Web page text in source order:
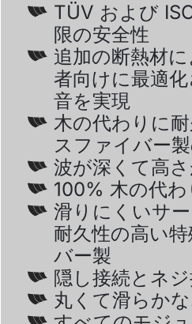
TÜV および
限の安全性
追加の断熱材
者向けに最適
音を実現
木の代わりに
スファイバー
波が深くて高
100% 木の代
滑りにくいサ
耐久性の高い
バー製
隠し接続とネ
丸くて滑らか